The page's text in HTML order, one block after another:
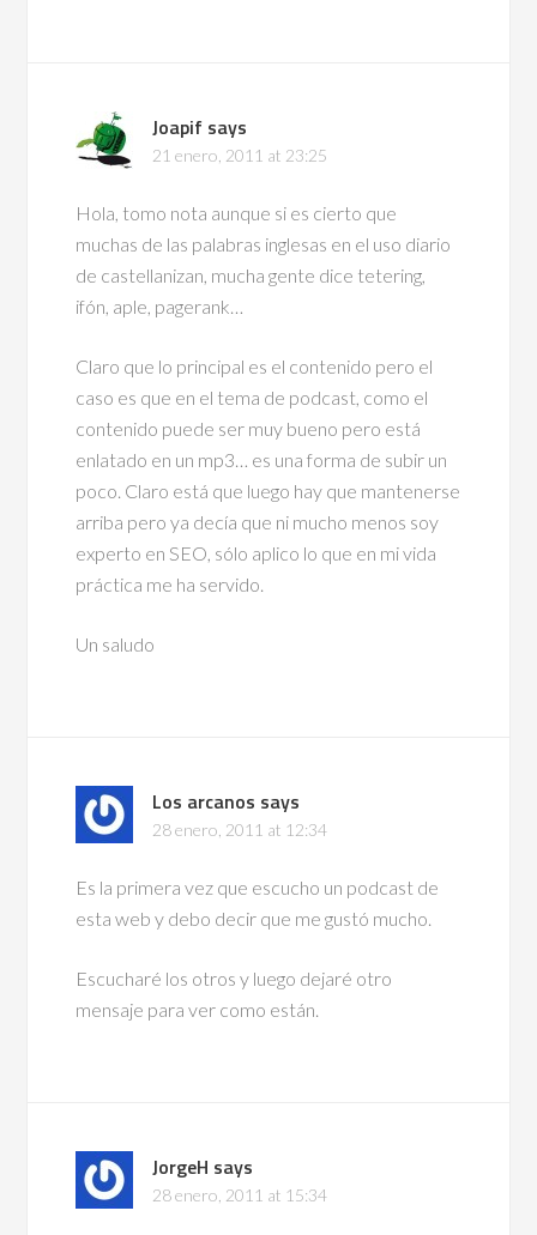
Joapif says
21 enero, 2011 at 23:25
Hola, tomo nota aunque si es cierto que
muchas de las palabras inglesas en el uso diario
de castellanizan, mucha gente dice tetering,
ifón, aple, pagerank…
Claro que lo principal es el contenido pero el
caso es que en el tema de podcast, como el
contenido puede ser muy bueno pero está
enlatado en un mp3… es una forma de subir un
poco. Claro está que luego hay que mantenerse
arriba pero ya decía que ni mucho menos soy
experto en SEO, sólo aplico lo que en mi vida
práctica me ha servido.
Un saludo
Los arcanos says
28 enero, 2011 at 12:34
Es la primera vez que escucho un podcast de
esta web y debo decir que me gustó mucho.
Escucharé los otros y luego dejaré otro
mensaje para ver como están.
JorgeH says
28 enero, 2011 at 15:34